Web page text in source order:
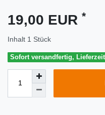
19,00 EUR *
Inhalt 1 Stück
Sofort versandfertig,